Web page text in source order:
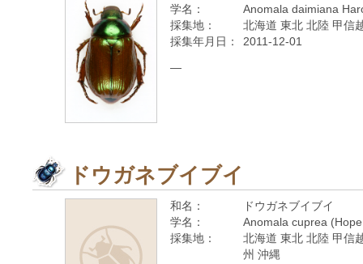
学名：
Anomala daimiana
採集地：
北海道 東北 北陸 甲信
採集年月日：
2011-12-01
—
ドウガネブイブイ
和名：
ドウガネブイブイ
学名：
Anomala cuprea
採集地：
北海道 東北 北陸 甲信
州 沖縄